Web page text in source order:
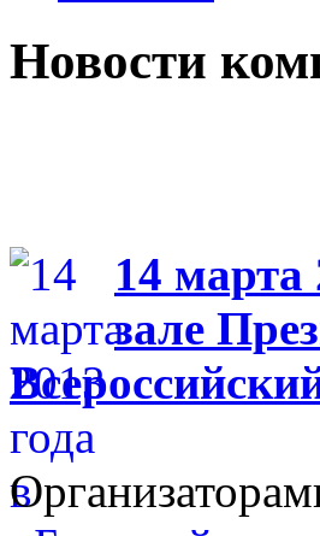
Новости
14
зале